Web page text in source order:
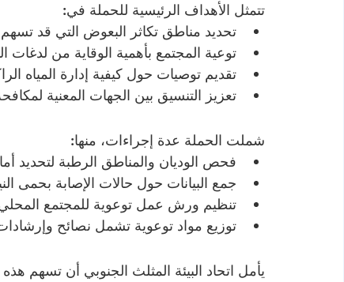
تتمثل الأهداف الرئيسية للحملة في:
تحديد مناطق تكاثر البعوض التي قد
توعية المجتمع بأهمية الوقاية من لدغات
تقديم توصيات حول كيفية إدارة المياه
تعزيز التنسيق بين الجهات المعنية
شملت الحملة عدة إجراءات، منها:
فحص الوديان والمناطق الرطبة لتحديد
جمع البيانات حول حالات الإصابة بحمى
تنظيم ورش عمل توعوية للمجتمع
توزيع مواد توعوية تشمل نصائح
يأمل اتحاد البيئة المثلث الجنوبي أن تسهم